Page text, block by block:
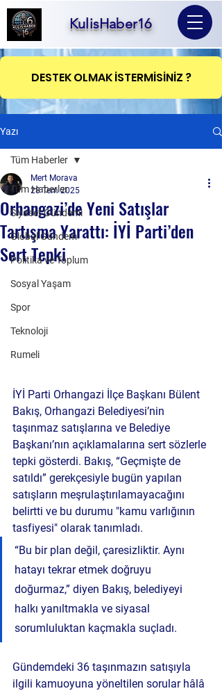
KulisHaber16
DESTEK OLMAK İSTERMİSİNİZ ?
Yazı
Tüm Haberler
Siyaset Gündemi
Global Gündem
Politika ve Toplum
Sosyal Yaşam
Spor
Teknoloji
Rumeli
Tüm Haberler
Orhangazi’de Yeni Satışlar
Tartışma Yarattı: İYİ Parti’den
Sert Tepki
Mert Morava
28 Tem 2025
İYİ Parti Orhangazi İlçe Başkanı Bülent
Bakış, Orhangazi Belediyesi’nin
taşınmaz satışlarına ve Belediye
Başkanı’nın açıklamalarına sert sözlerle
tepki gösterdi. Bakış, “Geçmişte de
satıldı” gerekçesiyle bugün yapılan
satışların meşrulaştırılamayacağını
belirtti ve bu durumu "kamu varlığının
tasfiyesi" olarak tanımladı.
“Bu bir plan değil, çaresizliktir. Aynı
hatayı tekrar etmek doğruyu
doğurmaz,” diyen Bakış, belediyeyi
halkı yanıltmakla ve siyasal
sorumluluktan kaçmakla suçladı.
Gündemdeki 36 taşınmazın satışıyla
ilgili kamuoyuna yöneltilen sorular hâlâ